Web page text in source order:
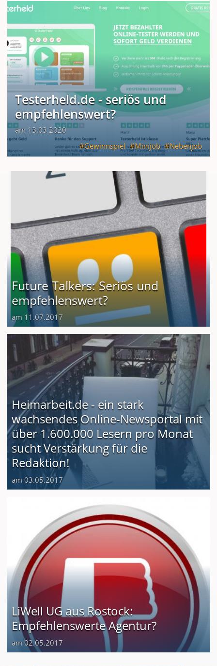
Testerheld.de - seriös und
empfehlenswert?
am 13.03.2020
Gewinnspiel
Minijob Nebenjob
Future Talkers: Seriös und
empfehlenswert?
am 11.07.2017
Heimarbeit.de - ein stark
wachsendes Online-Newsportal mit
über 1.600.000 Lesern pro Monat
sucht Verstärkung für die
Redaktion!
am 03.05.2017
LiWell UG aus Rostock:
Empfehlenswerte Agentur?
am 02.05.2017